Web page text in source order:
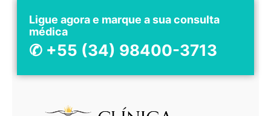
Ligue agora e marque a sua consulta
médica
✆ +55 (34) 98400-3713